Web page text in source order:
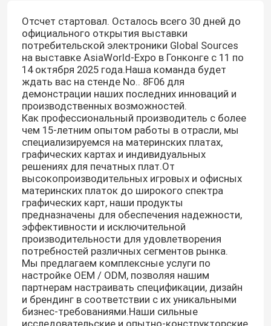
Отсчет стартовал. Осталось всего 30 дней до
официального открытия выставки
потребительской электроники Global Sources
на выставке AsiaWorld-Expo в Гонконге с 11 по
14 октября 2025 года.Наша команда будет
ждать вас на стенде No.. 8F06 для
демонстрации наших последних инноваций и
производственных возможностей.
Как профессиональный производитель с более
чем 15-летним опытом работы в отрасли, мы
специализируемся на материнских платах,
графических картах и индивидуальных
решениях для печатных плат.От
высокопроизводительных игровых и офисных
материнских платок до широкого спектра
графических карт, наши продукты
предназначены для обеспечения надежности,
эффективности и исключительной
производительности для удовлетворения
потребностей различных сегментов рынка.
Мы предлагаем комплексные услуги по
настройке OEM / ODM, позволяя нашим
партнерам настраивать спецификации, дизайн
и брендинг в соответствии с их уникальными
бизнес-требованиями.Наши сильные
исследовательские и опытно-конструкторские